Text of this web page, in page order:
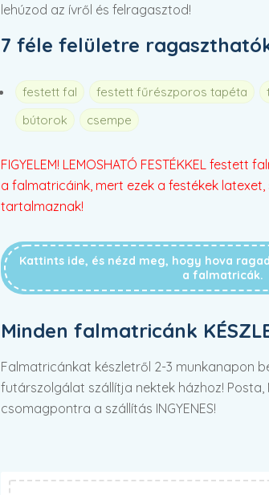
lehúzod az ívről és felragasztod!
7 féle felületre
festett fal festett fűrészporos tapéta
bútorok
csempe
FIGYELEM! LEMOSHATÓ FESTÉKKEL festett
a falmatricáink, mert ezek a festékek
tartalmaznak!
Kattints ide, és nézd meg, hogy hova
a falmatricák.
Minden falmatricánk
Falmatricánkat készletről 2-3 munkanapon
futárszolgálat szállítja nektek házhoz! Posta,
csomagpontra a szállítás INGYENES!